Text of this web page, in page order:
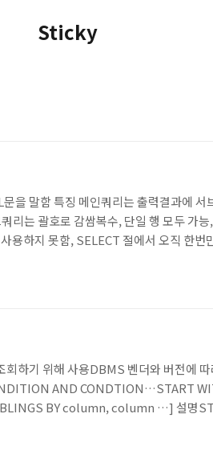
Sticky
을 말함 특징 메인쿼리는 출력결과에
리는 괄호로 감쌈복수, 단일 행 모두 가
용하지 못함, SELECT 절에서 오직 한
하기 위해 사용DBMS 벤더와 버전에 따
AND CONDTION…START
BY column, column …] 설명